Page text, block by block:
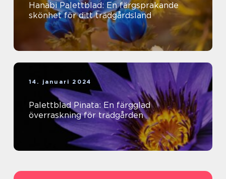
Hanabi Palettblad: En färgsprakande
skönhet för ditt trädgårdsland
14. januari 2024
Palettblad Pinata: En färgglad
överraskning för trädgården